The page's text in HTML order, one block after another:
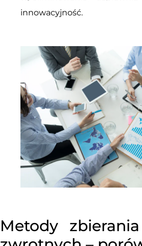
innowacyjność.
Metody